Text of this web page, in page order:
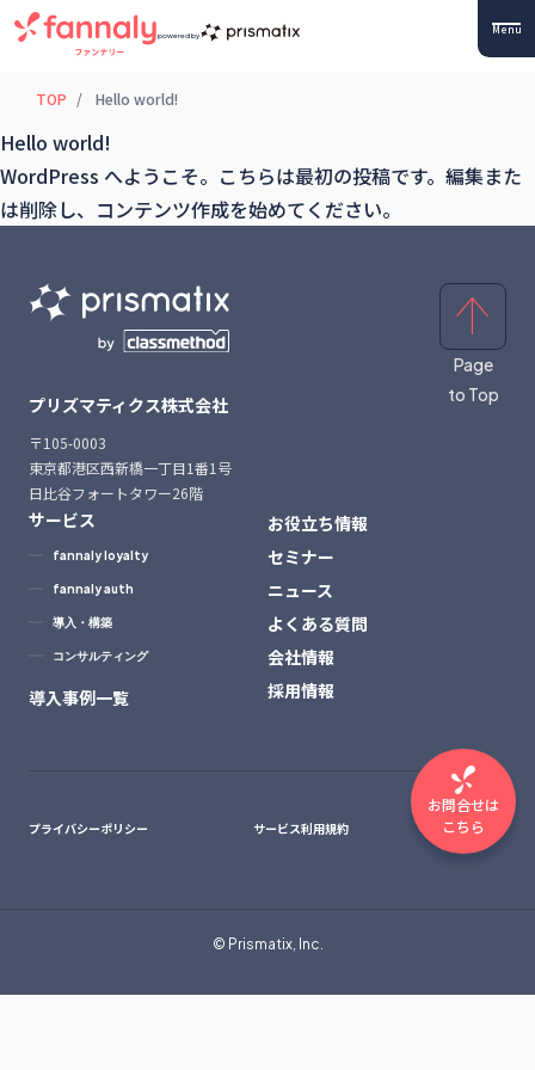
powered by Menu
TOP Hello world!
Hello world!
WordPress へようこそ。こちらは最初の投稿です。編集また
は削除し、コンテンツ作成を始めてください。
プリズマティクス株式会社
〒105-0003
東京都港区西新橋一丁目1番1号
日比谷フォートタワー26階
サービス
fannaly loyalty
fannaly auth
導入・構築
コンサルティング
導入事例一覧
お役立ち情報
セミナー
ニュース
よくある質問
会社情報
採用情報
プライバシーポリシー サービス利用規約
© Prismatix, Inc.
Page
to Top
お問合せは
こちら